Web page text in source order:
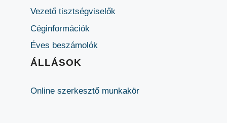
Vezető tisztségviselők
Céginformációk
Éves beszámolók
ÁLLÁSOK
Online szerkesztő munkakör